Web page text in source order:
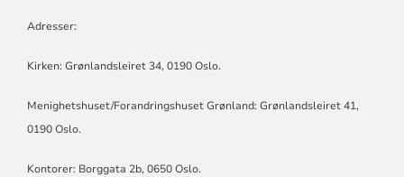
Adresser:
Kirken: Grønlandsleiret 34, 0190 Oslo.
Menighetshuset/Forandringshuset Grønland: Grønlandsleiret 41,
0190 Oslo.
Kontorer: Borggata 2b, 0650 Oslo.